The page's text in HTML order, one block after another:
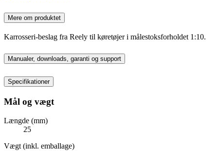
Mere om produktet
Karrosseri-beslag fra Reely til køretøjer i målestoksforholdet 1:10.
Manualer, downloads, garanti og support
Specifikationer
Mål og vægt
Længde (mm)
25
Vægt (inkl. emballage)